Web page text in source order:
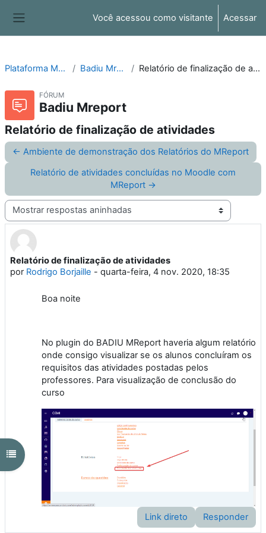
Você acessou como visitante Acessar
Abrir índice do curso
Plataforma Moodle Badiu Mreport Relatório de finalização de atividades
FÓRUM
Badiu Mreport
Relatório de finalização de atividades
← Ambiente de demonstração dos Relatórios do MReport
Relatório de atividades concluídas no Moodle com
MReport →
Modo de visualização
Relatório de finalização de atividades
por Rodrigo Borjaille - quarta-feira, 4 nov. 2020, 18:35
Número de respostas: 1
Boa noite
No plugin do BADIU MReport haveria algum relatório
onde consigo visualizar se os alunos concluíram os
requisitos das atividades postadas pelos
professores. Para visualização de conclusão do
curso
Link direto Responder